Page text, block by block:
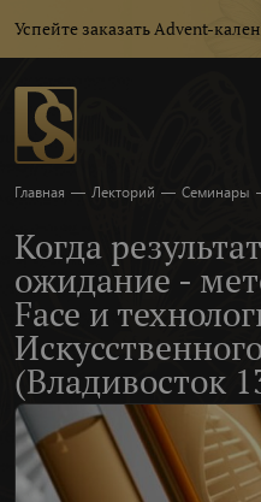
Успейте заказать Advent-
Главная — Лекторий — Семинары
Когда
ожидание -
Face и
(Владивосток